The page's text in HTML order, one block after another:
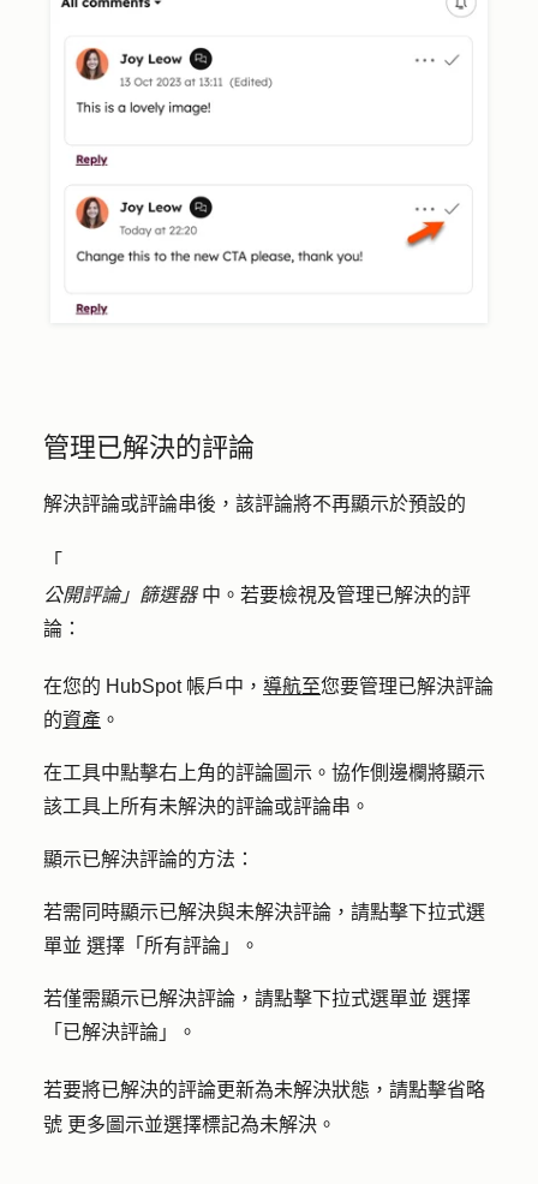
管理已解決的評論
解決評論或評論串後，該評論將不再顯示於預設的
「
公開評論」篩選器 中。若要檢視及管理已解決的評
論：
在您的 HubSpot 帳戶中， 導航至您要管理已解決評論
的資產 。
在工具中點擊右上角的評論圖示 。協作側邊欄將顯示
該工具上所有未解決的評論或評論串。
顯示已解決評論的方法：
若需同時顯示已解決與未解決評論，請點擊下拉式選
單並 選擇 「所有評論 」。
若僅需顯示已解決評論，請點擊下拉式選單並 選擇
「 已解決評論 」。
若要將已解決的評論更新為未解決狀態，請點擊省略
號 更多圖示並選擇標記為未解決 。